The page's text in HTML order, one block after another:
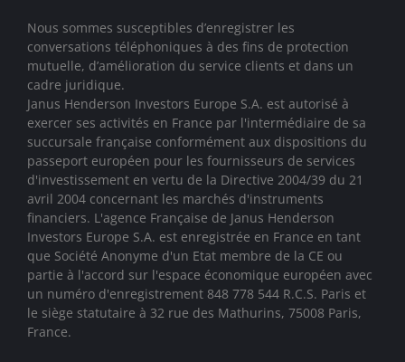
Nous sommes susceptibles d’enregistrer les
conversations téléphoniques à des fins de protection
mutuelle, d’amélioration du service clients et dans un
cadre juridique.
Janus Henderson Investors Europe S.A. est autorisé à
exercer ses activités en France par l'intermédiaire de sa
succursale française conformément aux dispositions du
passeport européen pour les fournisseurs de services
d'investissement en vertu de la Directive 2004/39 du 21
avril 2004 concernant les marchés d'instruments
financiers. L'agence Française de Janus Henderson
Investors Europe S.A. est enregistrée en France en tant
que Société Anonyme d'un Etat membre de la CE ou
partie à l'accord sur l'espace économique européen avec
un numéro d'enregistrement 848 778 544 R.C.S. Paris et
le siège statutaire à 32 rue des Mathurins, 75008 Paris,
France.